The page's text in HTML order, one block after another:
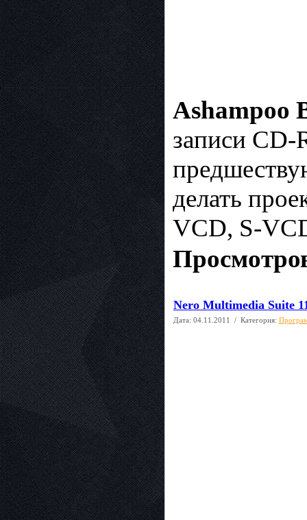
Ashampoo
записи
делать
VCD, S-
Nero Multimedia Suite
Дата: 04.11.2011 / Категория: